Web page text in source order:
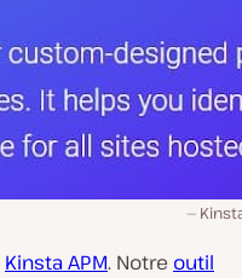
Kinsta APM. Notre outil